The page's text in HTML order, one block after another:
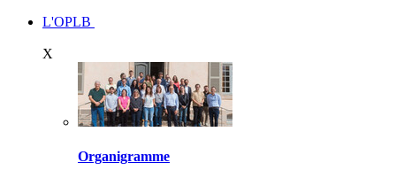
L'OPLB
X
Organigramme